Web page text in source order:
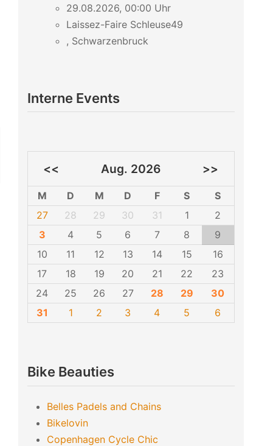
29.08.2026, 00:00 Uhr
Laissez-Faire Schleuse49
, Schwarzenbruck
Interne Events
<< Aug. 2026 >>
M D M D F S
S
27
28 29 30 31 1
2
3
4 5 6 7 8
9
10
11 12 13 14 15
16
17
18 19 20 21 22
23
24
25 26 27 28 29
30
31
1 2 3 4 5 6
Bike Beauties
Belles Padels and Chains
Bikelovin
Copenhagen Cycle Chic